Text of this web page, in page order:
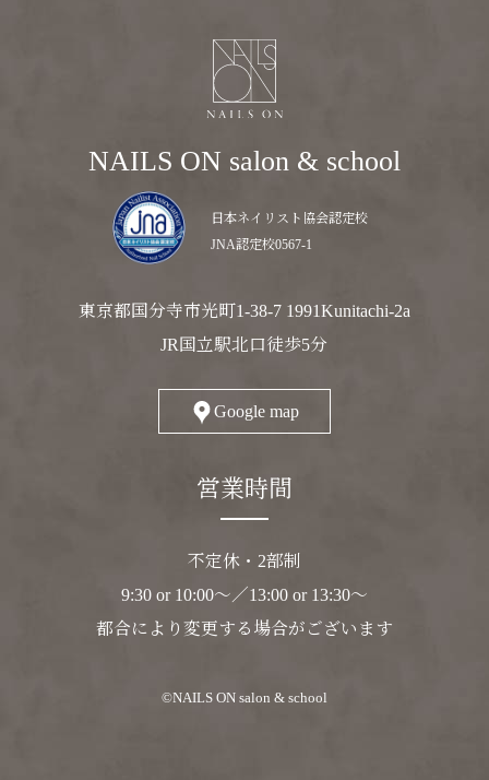
NAILS ON salon & school
日本ネイリスト協会認定校
JNA認定校0567-1
東京都国分寺市光町1-38-7 1991Kunitachi-2a
JR国立駅北口徒歩5分
Google map
営業時間
不定休・2部制
9:30 or 10:00～／13:00 or 13:30～
都合により変更する場合がございます
©NAILS ON salon & school